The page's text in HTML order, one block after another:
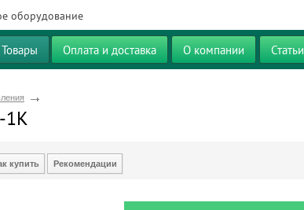
оборудование
Товары Оплата и доставка О компании Статьи
1К
купить Рекомендации